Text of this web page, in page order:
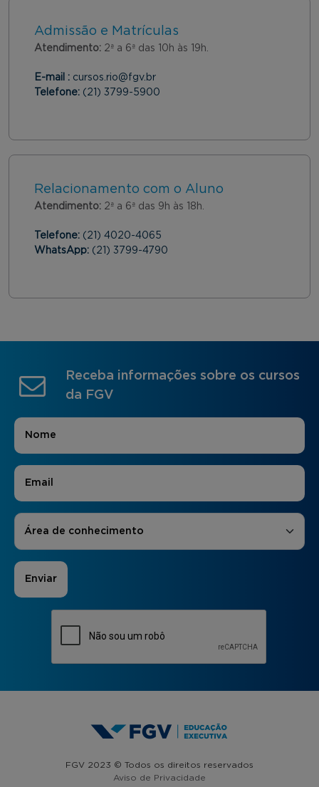
Admissão e Matrículas
Atendimento: 2ª a 6ª das 10h às 19h.
E-mail : cursos.rio@fgv.br
Telefone: (21) 3799-5900
Relacionamento com o Aluno
Atendimento: 2ª a 6ª das 9h às 18h.
Telefone: (21) 4020-4065
WhatsApp: (21) 3799-4790
Receba informações sobre os cursos
da FGV
Nome
E-mail
Áreas de Interesse
Área de conhecimento
FGV 2023 © Todos os direitos reservados
Aviso de Privacidade